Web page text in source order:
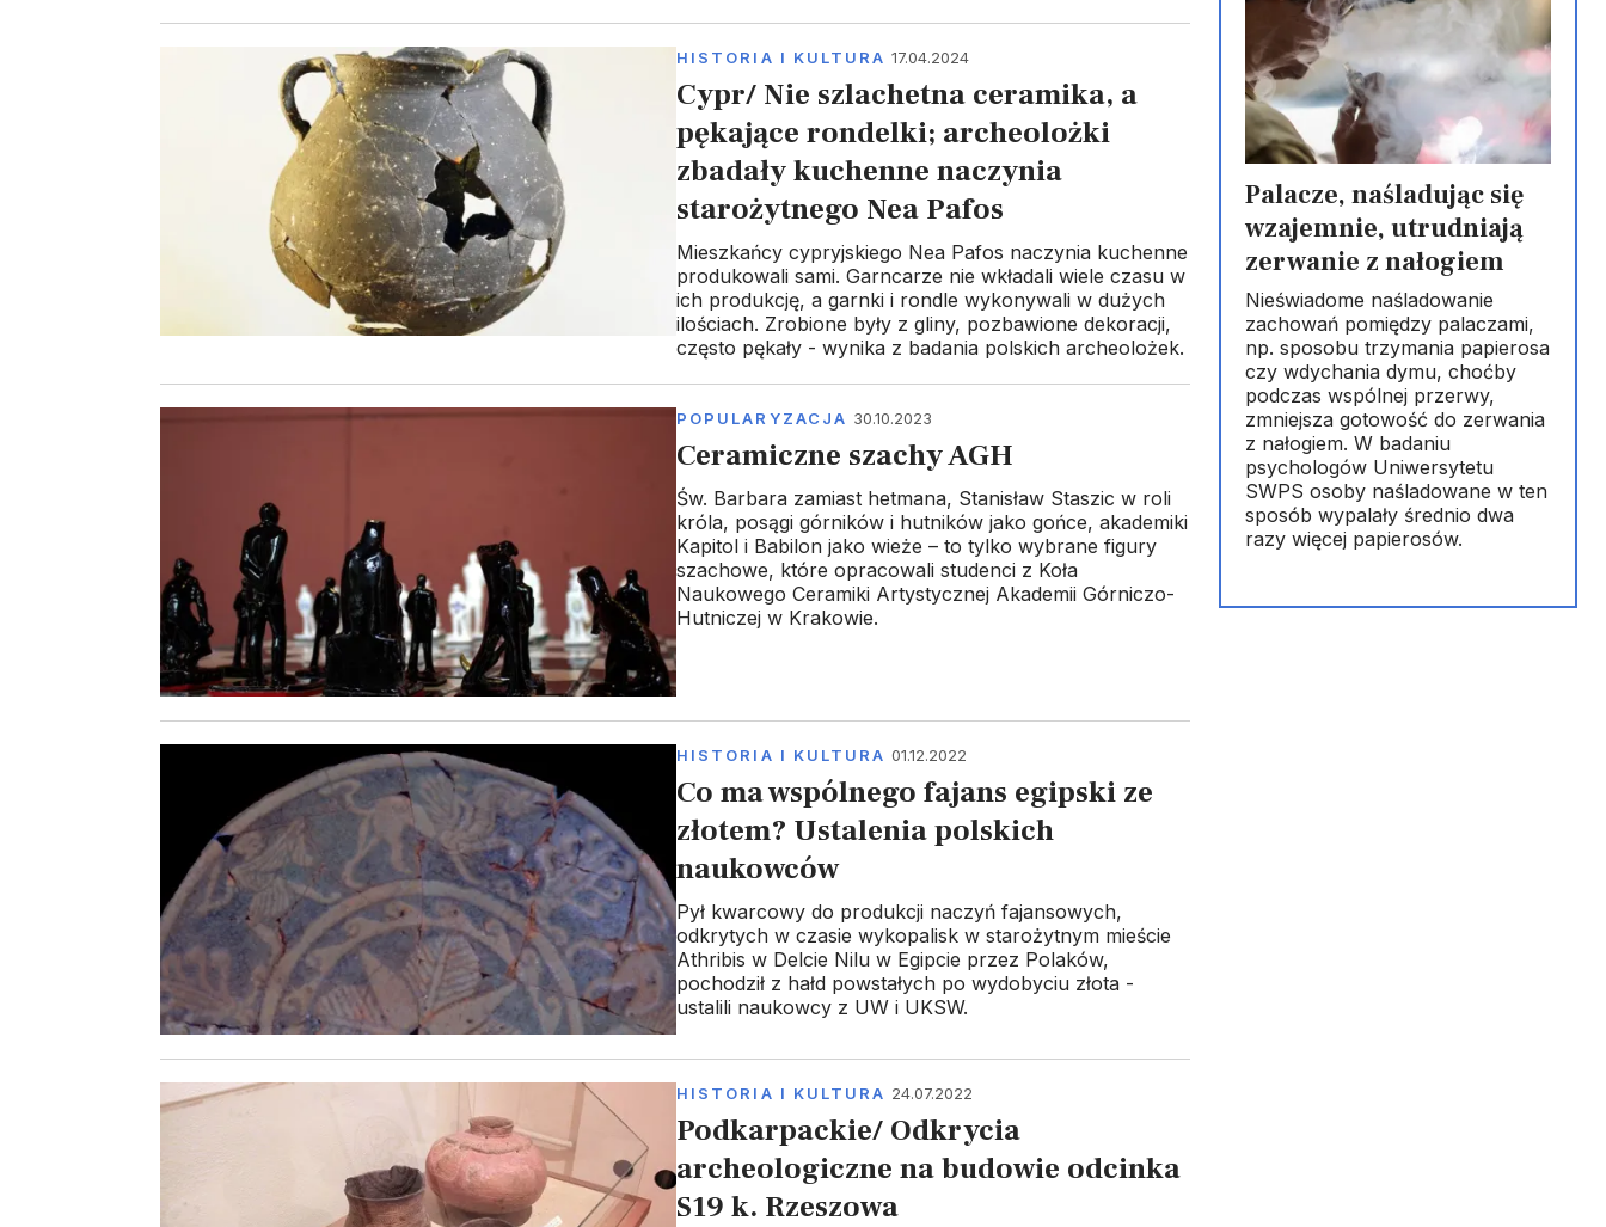
HISTORIA I KULTURA 17.04.2024
Cypr/ Nie szlachetna ceramika, a
pękające rondelki; archeolożki
zbadały kuchenne naczynia
starożytnego Nea Pafos
Mieszkańcy cypryjskiego Nea Pafos naczynia kuchenne
produkowali sami. Garncarze nie wkładali wiele czasu w
ich produkcję, a garnki i rondle wykonywali w dużych
ilościach. Zrobione były z gliny, pozbawione dekoracji,
często pękały - wynika z badania polskich archeolożek.
POPULARYZACJA 30.10.2023
Ceramiczne szachy AGH
Św. Barbara zamiast hetmana, Stanisław Staszic w roli
króla, posągi górników i hutników jako gońce, akademiki
Kapitol i Babilon jako wieże – to tylko wybrane figury
szachowe, które opracowali studenci z Koła
Naukowego Ceramiki Artystycznej Akademii Górniczo-
Hutniczej w Krakowie.
HISTORIA I KULTURA 01.12.2022
Co ma wspólnego fajans egipski ze
złotem? Ustalenia polskich
naukowców
Pył kwarcowy do produkcji naczyń fajansowych,
odkrytych w czasie wykopalisk w starożytnym mieście
Athribis w Delcie Nilu w Egipcie przez Polaków,
pochodził z hałd powstałych po wydobyciu złota -
ustalili naukowcy z UW i UKSW.
HISTORIA I KULTURA 24.07.2022
Podkarpackie/ Odkrycia
archeologiczne na budowie odcinka
S19 k. Rzeszowa
Palacze, naśladując się
wzajemnie, utrudniają
zerwanie z nałogiem
Nieświadome naśladowanie
zachowań pomiędzy palaczami,
np. sposobu trzymania papierosa
czy wdychania dymu, choćby
podczas wspólnej przerwy,
zmniejsza gotowość do zerwania
z nałogiem. W badaniu
psychologów Uniwersytetu
SWPS osoby naśladowane w ten
sposób wypalały średnio dwa
razy więcej papierosów.